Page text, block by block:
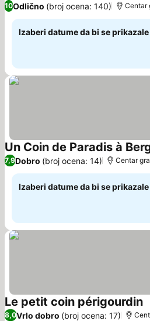
10Odlično (broj ocena: 140) Centar
Izaberi datume da bi se
Un Coin de Paradis à
7,9Dobro (broj ocena: 14) Centar
Izaberi datume da bi se
Le petit coin périgourdin
8,0Vrlo dobro (broj ocena: 17)